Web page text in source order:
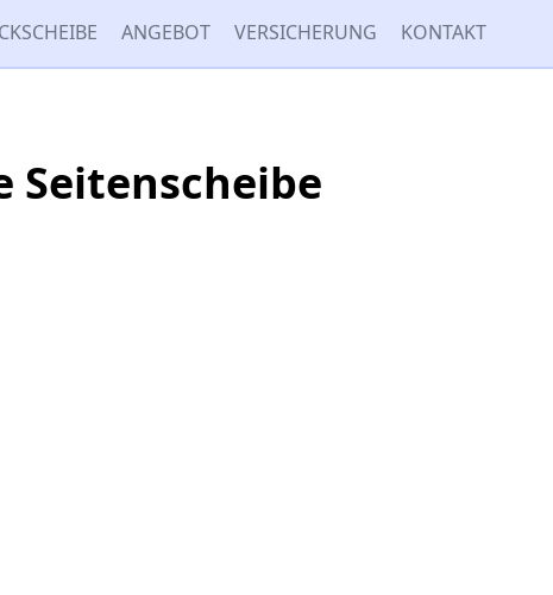
ANGEBOT VERSICHERUNG KONTAKT
Seitenscheibe